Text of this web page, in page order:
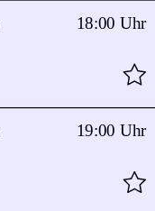
18:00 Uhr
19:00 Uhr